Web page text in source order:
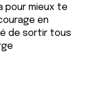
pour mieux te
en
de sortir tous